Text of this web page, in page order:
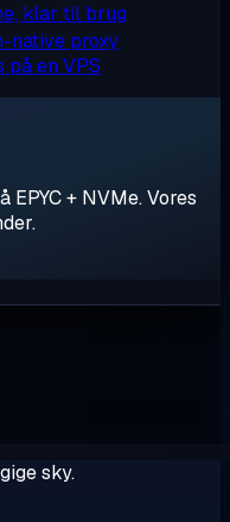
klar til brug
native proxy
på en VPS
EPYC + NVMe. Vores
sky.